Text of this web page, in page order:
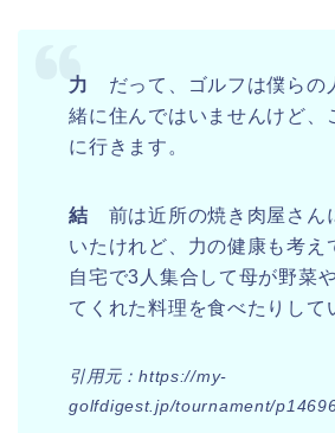
力
だって、ゴルフは僕らの
緒に住んではいませんけど、
に行きます。
結 前は近所の焼き肉屋さん
いたけれど、力の健康も考え
自宅で3人集合して母が野菜
てくれた料理を食べたりして
引用元：https://my-
golfdigest.jp/tournament/